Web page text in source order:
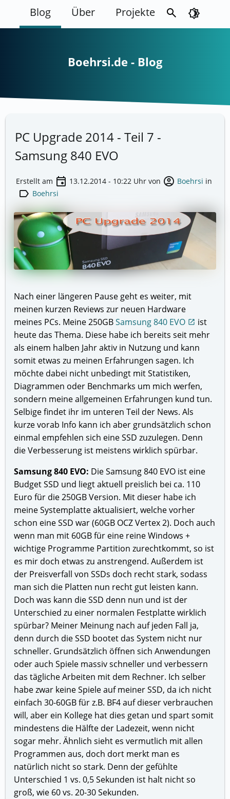
Blog Über Projekte search brightness_4
Boehrsi.de - Blog
PC Upgrade 2014 - Teil 7 -
Samsung 840 EVO
Erstellt am event 13.12.2014 - 10:22 Uhr von account_circle Boehrsi in
label Boehrsi
Nach einer längeren Pause geht es weiter, mit
meinen kurzen Reviews zur neuen Hardware
meines PCs. Meine 250GBSamsung 840 EVO open_in_new ist
heute das Thema. Diese habe ich bereits seit mehr
als einem halben Jahr aktiv in Nutzung und kann
somit etwas zu meinen Erfahrungen sagen. Ich
möchte dabei nicht unbedingt mit Statistiken,
Diagrammen oder Benchmarks um mich werfen,
sondern meine allgemeinen Erfahrungen kund tun.
Selbige findet ihr im unteren Teil der News. Als
kurze vorab Info kann ich aber grundsätzlich schon
einmal empfehlen sich eine SSD zuzulegen. Denn
die Verbesserung ist meistens wirklich spürbar.
Samsung 840 EVO: Die Samsung 840 EVO ist eine
Budget SSD und liegt aktuell preislich bei ca. 110
Euro für die 250GB Version. Mit dieser habe ich
meine Systemplatte aktualisiert, welche vorher
schon eine SSD war (60GB OCZ Vertex 2). Doch auch
wenn man mit 60GB für eine reine Windows +
wichtige Programme Partition zurechtkommt, so ist
es mir doch etwas zu anstrengend. Außerdem ist
der Preisverfall von SSDs doch recht stark, sodass
man sich die Platten nun recht gut leisten kann.
Doch was kann die SSD denn nun und ist der
Unterschied zu einer normalen Festplatte wirklich
spürbar? Meiner Meinung nach auf jeden Fall ja,
denn durch die SSD bootet das System nicht nur
schneller. Grundsätzlich öffnen sich Anwendungen
oder auch Spiele massiv schneller und verbessern
das tägliche Arbeiten mit dem Rechner. Ich selber
habe zwar keine Spiele auf meiner SSD, da ich nicht
einfach 30-60GB für z.B. BF4 auf dieser verbrauchen
will, aber ein Kollege hat dies getan und spart somit
mindestens die Hälfte der Ladezeit, wenn nicht
sogar mehr. Ähnlich sieht es vermutlich mit allen
Programmen aus, doch dort merkt man es
natürlich nicht so stark. Denn der gefühlte
Unterschied 1 vs. 0,5 Sekunden ist halt nicht so
groß, wie 60 vs. 20-30 Sekunden.